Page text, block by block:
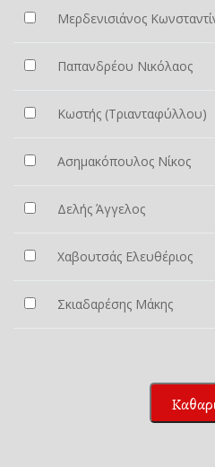
Μερδενισιάνος
Παπανδρέου Νικόλαος
Κωστής (Τριανταφύλλου)
Ασημακόπουλος Νίκος
Δελής Άγγελος
Χαβουτσάς Ελευθέριος
Σκιαδαρέσης Μάκης